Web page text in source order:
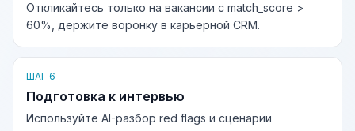
Откликайтесь только на вакансии с match_score >
60%, держите воронку в карьерной CRM.
ШАГ 6
Подготовка к интервью
Используйте AI-разбор red flags и сценарии